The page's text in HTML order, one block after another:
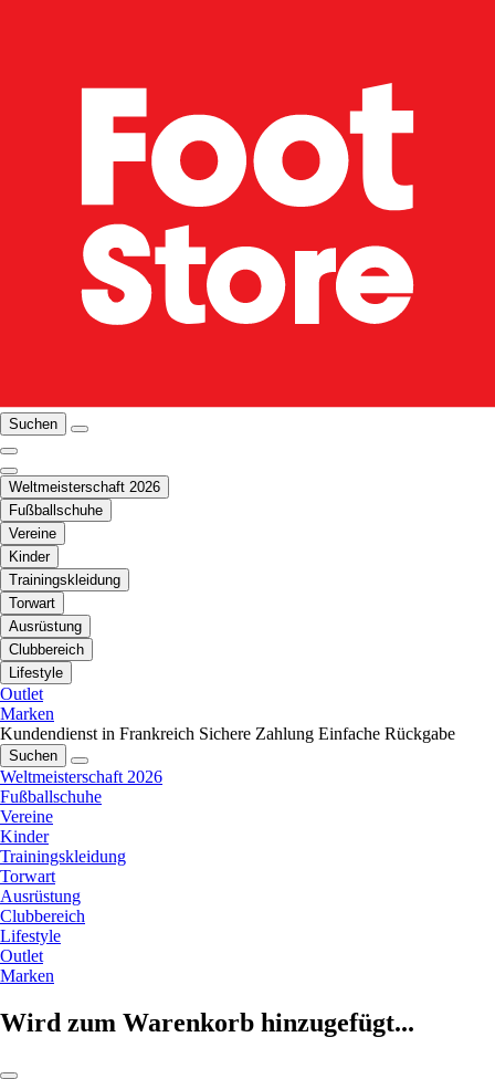
Suchen
Weltmeisterschaft 2026
Fußballschuhe
Vereine
Kinder
Trainingskleidung
Torwart
Ausrüstung
Clubbereich
Lifestyle
Outlet
Marken
Kundendienst in Frankreich Sichere Zahlung Einfache Rückgabe
Suchen
Weltmeisterschaft 2026
Fußballschuhe
Vereine
Kinder
Trainingskleidung
Torwart
Ausrüstung
Clubbereich
Lifestyle
Outlet
Marken
Wird zum Warenkorb hinzugefügt...